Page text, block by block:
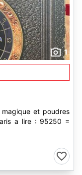
1
et poudres
a lire : 95250 =